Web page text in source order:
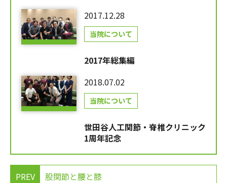
2017.12.28
当院について
2017年総集編
2018.07.02
当院について
世田谷人工関節・脊椎クリニック
1周年記念
PREV 股関節と腰と膝